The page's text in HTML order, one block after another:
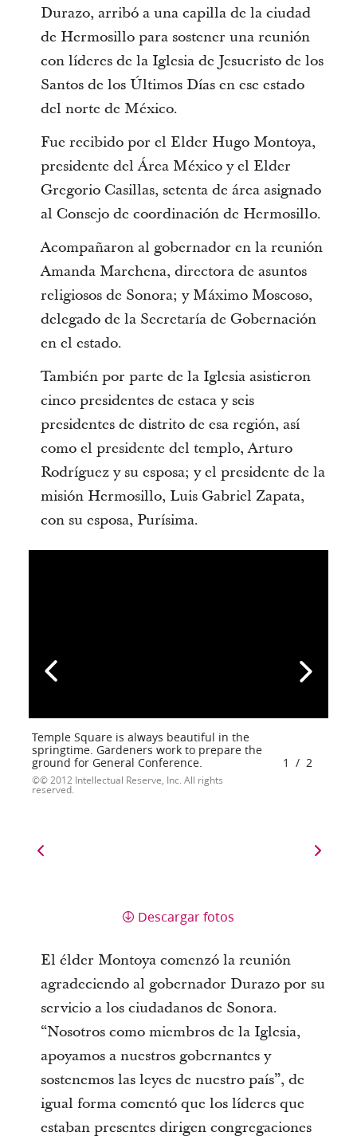
Durazo, arribó a una capilla de la ciudad
de Hermosillo para sostener una reunión
con líderes de la Iglesia de Jesucristo de los
Santos de los Últimos Días en ese estado
del norte de México.
Fue recibido por el Elder Hugo Montoya,
presidente del Área México y el Elder
Gregorio Casillas, setenta de área asignado
al Consejo de coordinación de Hermosillo.
Acompañaron al gobernador en la reunión
Amanda Marchena, directora de asuntos
religiosos de Sonora; y Máximo Moscoso,
delegado de la Secretaría de Gobernación
en el estado.
También por parte de la Iglesia asistieron
cinco presidentes de estaca y seis
presidentes de distrito de esa región, así
como el presidente del templo, Arturo
Rodríguez y su esposa; y el presidente de la
misión Hermosillo, Luis Gabriel Zapata,
con su esposa, Purísima.
Temple Square is always beautiful in the
springtime. Gardeners work to prepare the
ground for General Conference.
© 2012 Intellectual Reserve, Inc. All rights
reserved.
1 / 2
Descargar fotos
El élder Montoya comenzó la reunión
agradeciendo al gobernador Durazo por su
servicio a los ciudadanos de Sonora.
“Nosotros como miembros de la Iglesia,
apoyamos a nuestros gobernantes y
sostenemos las leyes de nuestro país”, de
igual forma comentó que los líderes que
estaban presentes dirigen congregaciones